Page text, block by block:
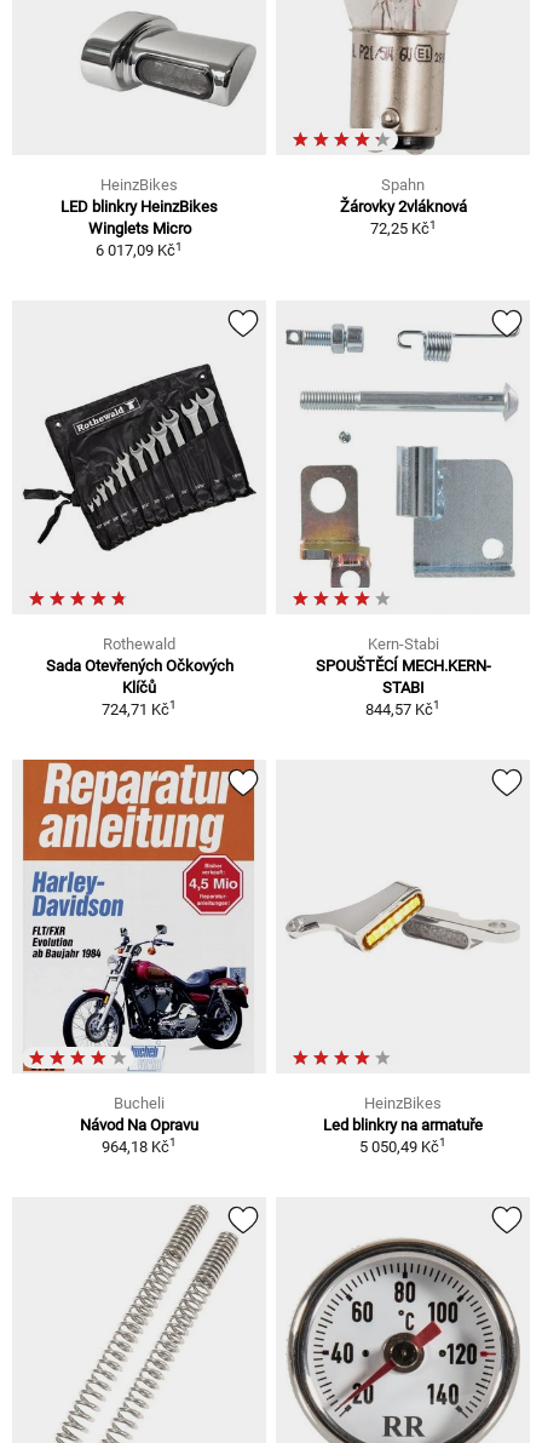
HeinzBikes
LED blinkry HeinzBikes
Winglets Micro
6 017,09 Kč1
Spahn
Žárovky 2vláknová
72,25 Kč1
Rothewald
Sada Otevřených Očkových
Klíčů
724,71 Kč1
Kern-Stabi
SPOUŠTĚCÍ MECH.KERN-
STABI
844,57 Kč1
Bucheli
Návod Na Opravu
964,18 Kč1
HeinzBikes
Led blinkry na armatuře
5 050,49 Kč1